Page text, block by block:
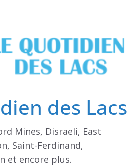
des Lacs
Mines, Disraeli, East
Saint-Ferdinand,
et encore plus.